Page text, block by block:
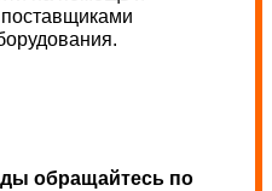
обращайтесь по